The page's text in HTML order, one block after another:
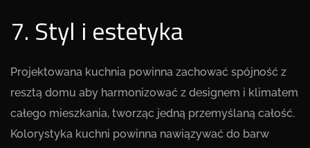
7. Styl i estetyka
Projektowana kuchnia powinna zachować spójność z
resztą domu aby harmonizować z designem i klimatem
całego mieszkania, tworząc jedną przemyślaną całość.
Kolorystyka kuchni powinna nawiązywać do barw